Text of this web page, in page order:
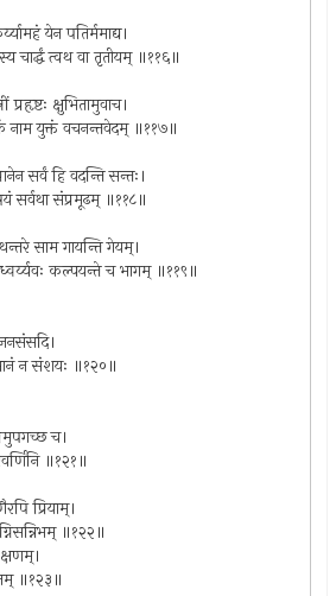
येन पतिर्ममाद्य।
चार्द्धं त्वथ वा तृतीयम् ॥११६॥
प्रहृष्टः क्षुभितामुवाच।
नाम युक्तं वचनन्तवेदम् ॥११७॥
सर्वं हि वदन्ति सन्तः।
सर्वथा संप्रमूढम् ॥११८॥
साम गायन्ति गेयम्।
कल्पयन्ते च भागम् ॥११९॥
न संशयः ॥१२०॥
च।
॥१२१॥
प्रियाम्।
॥१२२॥
॥१२३॥